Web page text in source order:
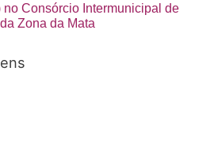
Consórcio Intermunicipal de
Zona da Mata